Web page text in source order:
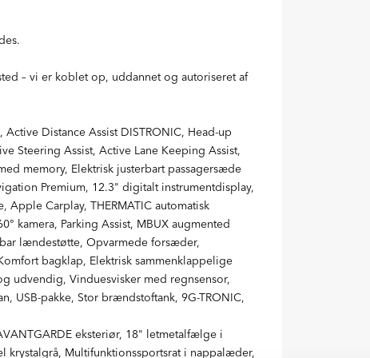
– vi er koblet op, uddannet og autoriseret af
Distance Assist DISTRONIC, Head-up
Steering Assist, Active Lane Keeping Assist,
memory, Elektrisk justerbart passagersæde
Premium, 12.3" digitalt instrumentdisplay,
Carplay, THERMATIC automatisk
kamera, Parking Assist, MBUX augmented
lændestøtte, Opvarmede forsæder,
bagklap, Elektrisk sammenklappelige
udvendig, Vinduesvisker med regnsensor,
USB-pakke, Stor brændstoftank, 9G-TRONIC,
eksteriør, 18" letmetalfælge i
krystalgrå, Multifunktionssportsrat i nappalæder,